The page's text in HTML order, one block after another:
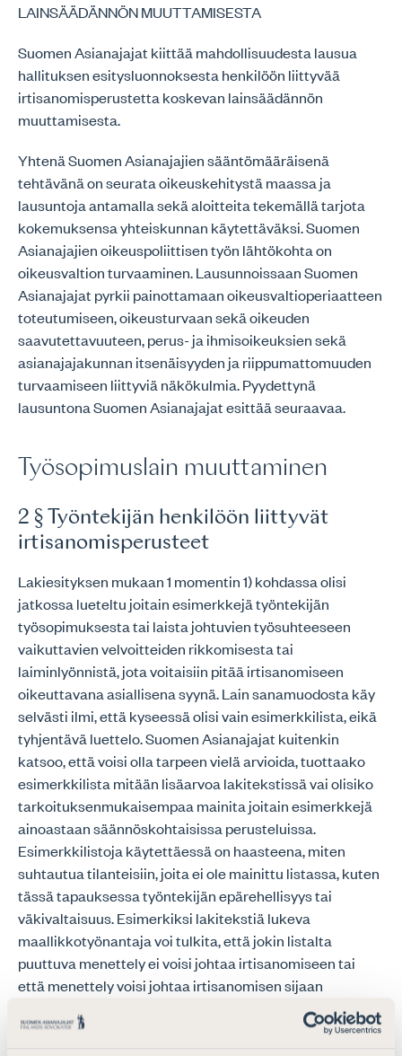
LAINSÄÄDÄNNÖN MUUTTAMISESTA
Suomen Asianajajat kiittää mahdollisuudesta lausua
hallituksen esitysluonnoksesta henkilöön liittyvää
irtisanomisperustetta koskevan lainsäädännön
muuttamisesta.
Yhtenä Suomen Asianajajien sääntömääräisenä
tehtävänä on seurata oikeuskehitystä maassa ja
lausuntoja antamalla sekä aloitteita tekemällä tarjota
kokemuksensa yhteiskunnan käytettäväksi. Suomen
Asianajajien oikeuspoliittisen työn lähtökohta on
oikeusvaltion turvaaminen. Lausunnoissaan Suomen
Asianajajat pyrkii painottamaan oikeusvaltioperiaatteen
toteutumiseen, oikeusturvaan sekä oikeuden
saavutettavuuteen, perus- ja ihmisoikeuksien sekä
asianajajakunnan itsenäisyyden ja riippumattomuuden
turvaamiseen liittyviä näkökulmia. Pyydettynä
lausuntona Suomen Asianajajat esittää seuraavaa.
Työsopimuslain muuttaminen
2 § Työntekijän henkilöön liittyvät
irtisanomisperusteet
Lakiesityksen mukaan 1 momentin 1) kohdassa olisi
jatkossa lueteltu joitain esimerkkejä työntekijän
työsopimuksesta tai laista johtuvien työsuhteeseen
vaikuttavien velvoitteiden rikkomisesta tai
laiminlyönnistä, jota voitaisiin pitää irtisanomiseen
oikeuttavana asiallisena syynä. Lain sanamuodosta käy
selvästi ilmi, että kyseessä olisi vain esimerkkilista, eikä
tyhjentävä luettelo. Suomen Asianajajat kuitenkin
katsoo, että voisi olla tarpeen vielä arvioida, tuottaako
esimerkkilista mitään lisäarvoa lakitekstissä vai olisiko
tarkoituksenmukaisempaa mainita joitain esimerkkejä
ainoastaan säännöskohtaisissa perusteluissa.
Esimerkkilistoja käytettäessä on haasteena, miten
suhtautua tilanteisiin, joita ei ole mainittu listassa, kuten
tässä tapauksessa työntekijän epärehellisyys tai
väkivaltaisuus. Esimerkiksi lakitekstiä lukeva
maallikkotyönantaja voi tulkita, että jokin listalta
puuttuva menettely ei voisi johtaa irtisanomiseen tai
että menettely voisi johtaa irtisanomisen sijaan